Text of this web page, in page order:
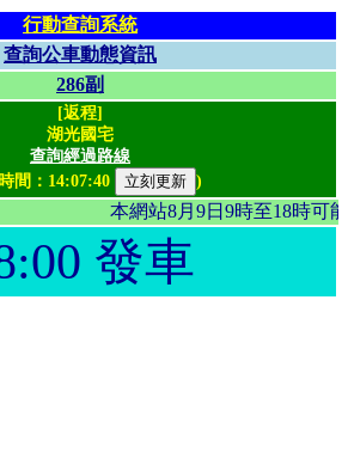
行動查詢系統
查詢公車動態資訊
286副
[返程]
湖光國宅
查詢經過路線
間： 14:07:40 )
本網站8月9日9時至18
發車